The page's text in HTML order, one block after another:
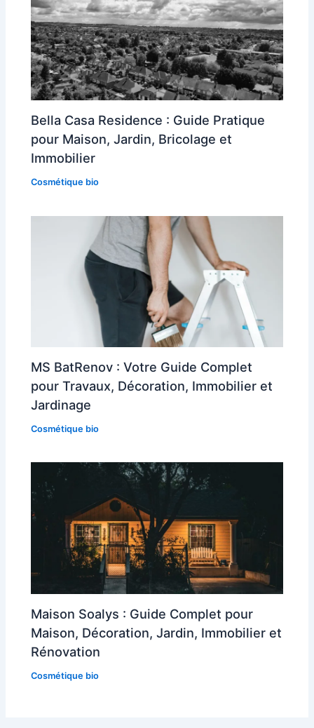
Bella Casa Residence : Guide Pratique
pour Maison, Jardin, Bricolage et
Immobilier
Cosmétique bio
MS BatRenov : Votre Guide Complet
pour Travaux, Décoration, Immobilier et
Jardinage
Cosmétique bio
Maison Soalys : Guide Complet pour
Maison, Décoration, Jardin, Immobilier et
Rénovation
Cosmétique bio